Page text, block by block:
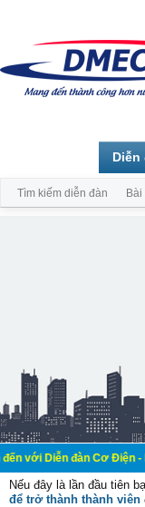
đàn Cơ Điện - Diễn đàn
Nếu đây là lần đầu tiên
để trở thành thành viên
Diễn
Tìm kiếm diễn đàn